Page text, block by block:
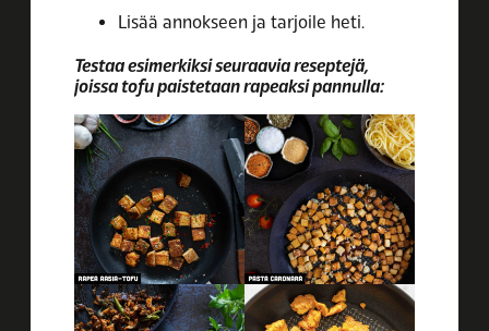
Lisää annokseen ja tarjoile heti.
Testaa esimerkiksi seuraavia reseptejä,
joissa tofu paistetaan rapeaksi pannulla: